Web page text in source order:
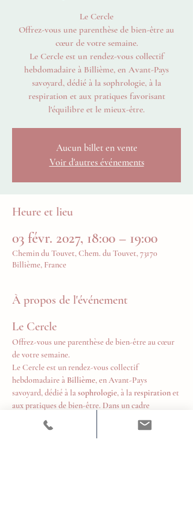
Le Cercle
Offrez-vous une parenthèse de bien-être au
cœur de votre semaine.
Le Cercle est un rendez-vous collectif
hebdomadaire à Billième, en Avant-Pays
savoyard, dédié à la sophrologie, à la
respiration et aux pratiques favorisant
l'équilibre et le mieux-être.
Aucun billet en vente
Voir d'autres événements
Heure et lieu
03 févr. 2027, 18:00 – 19:00
Chemin du Touvet, Chem. du Touvet, 73170
Billième, France
À propos de l'événement
Le Cercle
Offrez-vous une parenthèse de bien-être au cœur
de votre semaine.
Le Cercle est un rendez-vous collectif
hebdomadaire à Billième, en Avant-Pays
savoyard, dédié à la sophrologie, à la respiration et
aux pratiques de bien-être. Dans un cadre
chaleureux et bienveillant, chacun est invité à
prendre un temps pour soi, relâcher les tensions,